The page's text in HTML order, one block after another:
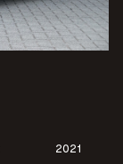
2021